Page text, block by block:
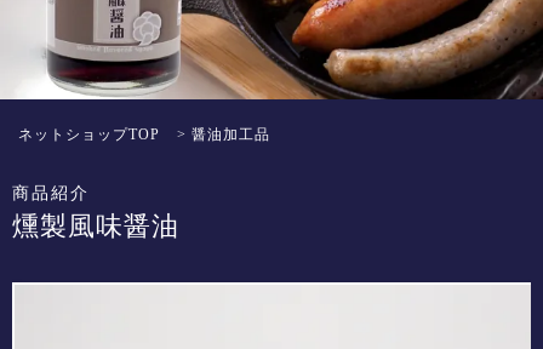
ネットショップTOP > 醤油加工品
商品紹介
燻製風味醤油